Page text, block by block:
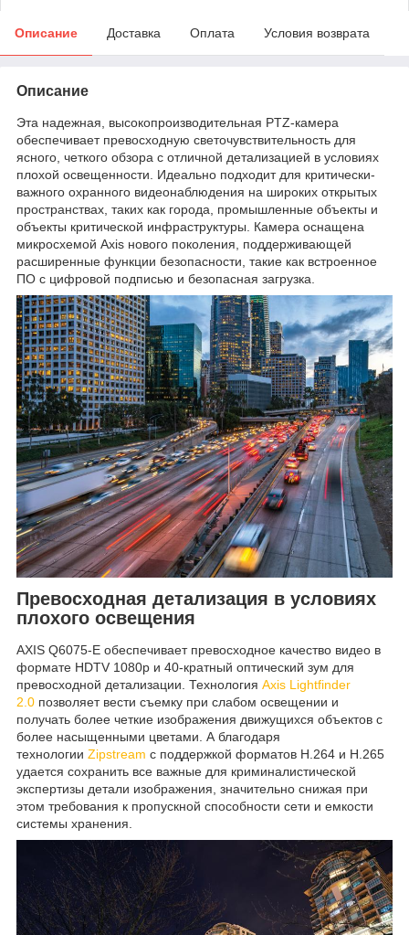
Описание Доставка Оплата Условия возврата
Описание
Эта надежная, высокопроизводительная PTZ-камера
обеспечивает превосходную светочувствительность для
ясного, четкого обзора с отличной детализацией в условиях
плохой освещенности. Идеально подходит для критически-
важного охранного видеонаблюдения на широких открытых
пространствах, таких как города, промышленные объекты и
объекты критической инфраструктуры. Камера оснащена
микросхемой Axis нового поколения, поддерживающей
расширенные функции безопасности, такие как встроенное
ПО с цифровой подписью и безопасная загрузка.
Превосходная детализация в условиях
плохого освещения
AXIS Q6075-E обеспечивает превосходное качество видео в
формате HDTV 1080p и 40-кратный оптический зум для
превосходной детализации. Технология Axis Lightfinder
2.0 позволяет вести съемку при слабом освещении и
получать более четкие изображения движущихся объектов с
более насыщенными цветами. А благодаря
технологии Zipstream с поддержкой форматов H.264 и H.265
удается сохранить все важные для криминалистической
экспертизы детали изображения, значительно снижая при
этом требования к пропускной способности сети и емкости
системы хранения.